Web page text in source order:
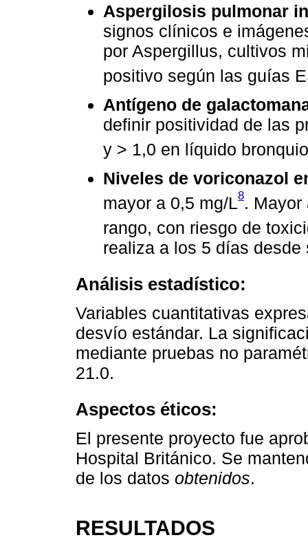
Aspergilosis pulmonar
signos clínicos e
por Aspergillus, cultivos
positivo según las guías
Antígeno de
definir positividad de las
y > 1,0 en líquido
Niveles de voriconazol
mayor a 0,5 mg/L8. Mayor
rango, con riesgo de
realiza a los 5 días desde
Análisis estadístico:
Variables cuantitativas
desvío estándar. La
mediante pruebas no
21.0.
Aspectos éticos:
El presente proyecto fue
Hospital Británico. Se
de los datos obtenidos.
RESULTADOS